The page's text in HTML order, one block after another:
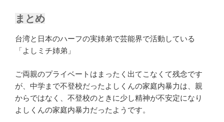
まとめ
台湾と日本のハーフの実姉弟で芸能界で活動している
「よしミチ姉弟」
ご両親のプライベートはまったく出てこなくて残念です
が、中学まで不登校だったよしくんの家庭内暴力は、親
からではなく、不登校のときに少し精神が不安定になり
よしくんの家庭内暴力だったようです。